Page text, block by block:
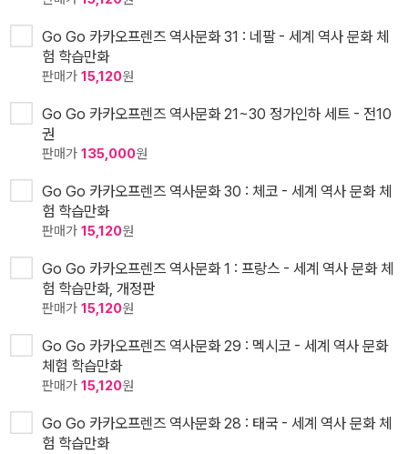
Go Go 카카오프렌즈 역사문화 31 : 네팔 - 세계 역사 문화 체
험 학습만화
판매가 15,120원
Go Go 카카오프렌즈 역사문화 21~30 정가인하 세트 - 전10
권
판매가 135,000원
Go Go 카카오프렌즈 역사문화 30 : 체코 - 세계 역사 문화 체
험 학습만화
판매가 15,120원
Go Go 카카오프렌즈 역사문화 1 : 프랑스 - 세계 역사 문화 체
험 학습만화, 개정판
판매가 15,120원
Go Go 카카오프렌즈 역사문화 29 : 멕시코 - 세계 역사 문화
체험 학습만화
판매가 15,120원
Go Go 카카오프렌즈 역사문화 28 : 태국 - 세계 역사 문화 체
험 학습만화